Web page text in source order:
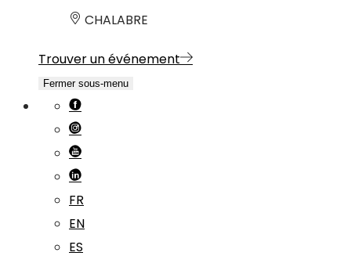
CHALABRE
Trouver un événement
Fermer sous-menu
FR
EN
ES